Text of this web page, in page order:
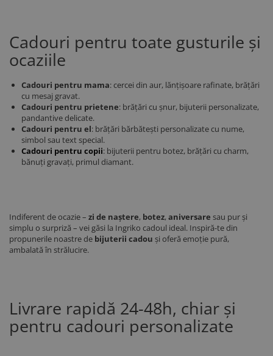
Cadouri pentru toate gusturile și
ocaziile
Cadouri pentru mama: cercei din aur, lănțișoare rafinate, brățări
cu mesaj gravat.
Cadouri pentru prietene: brățări cu șnur, bijuterii personalizate,
pandantive delicate.
Cadouri pentru el: brățări bărbătești personalizate cu nume,
simbol sau text special.
Cadouri pentru copii: bijuterii pentru botez, brățări cu charm,
bănuți gravați, primul diamant.
Indiferent de ocazie – zi de naștere, botez,aniversare sau pur și
simplu o surpriză – vei găsi la Ingriko cadoul ideal. Inspiră-te din
propunerile noastre de bijuterii cadou și oferă emoție pură,
ambalată în strălucire.
Livrare rapidă 24-48h, chiar și
pentru cadouri personalizate